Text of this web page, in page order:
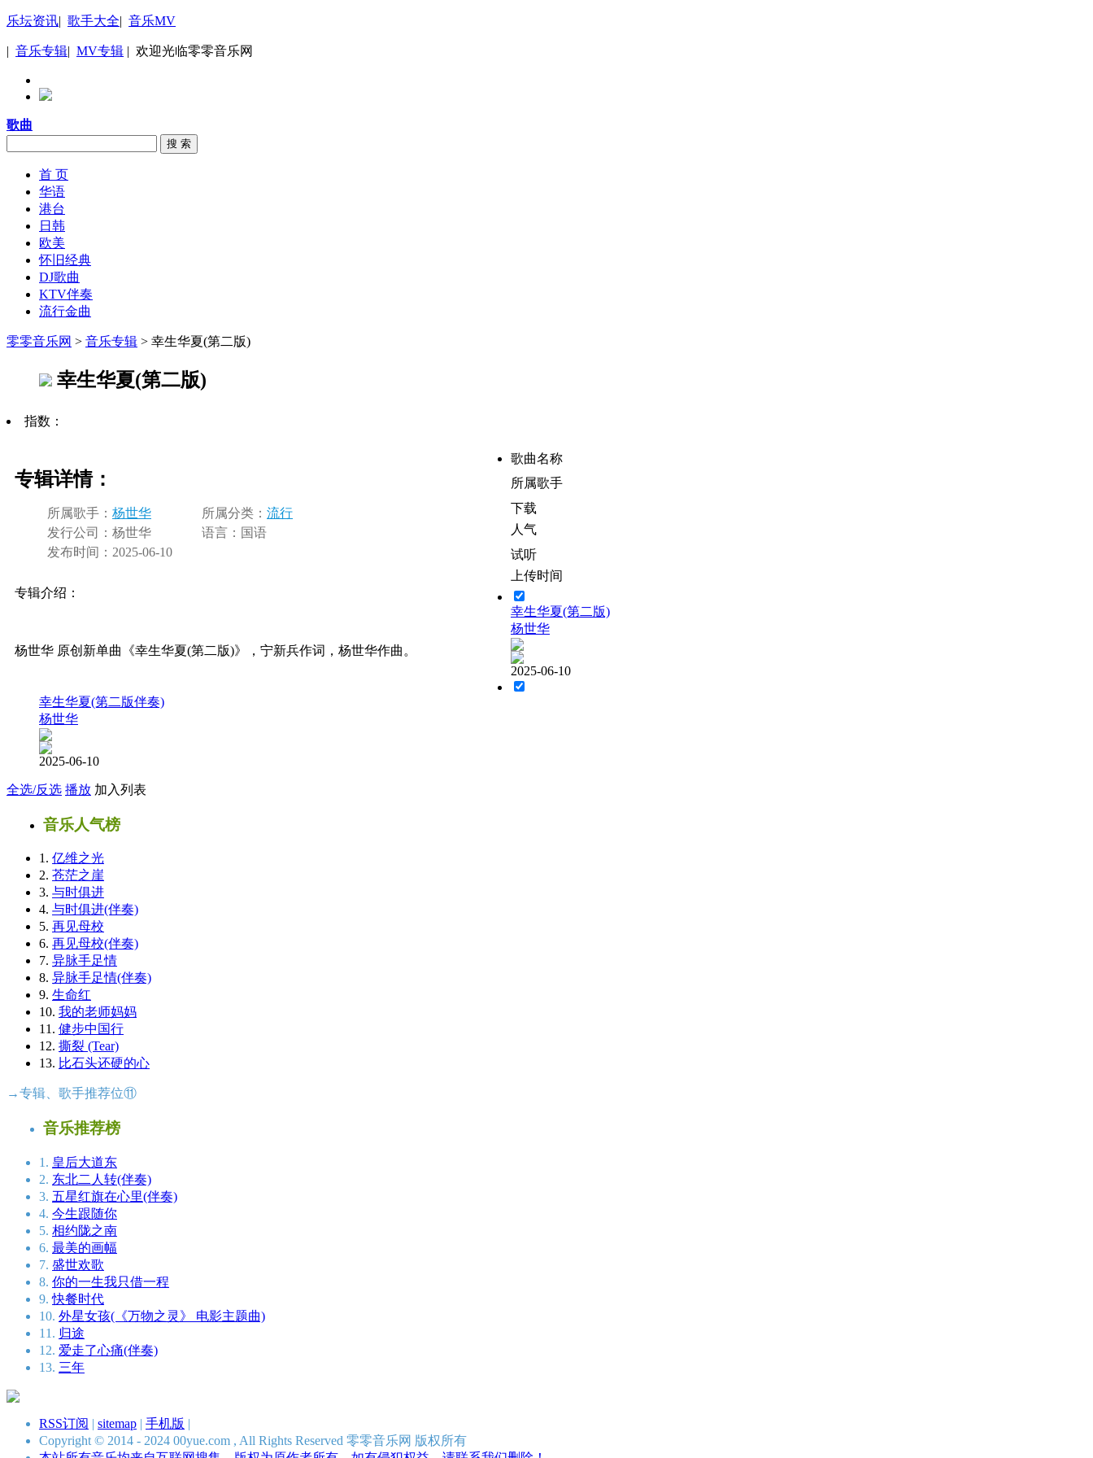
乐坛资讯| 歌手大全| 音乐MV
| 音乐专辑| MV专辑 | 欢迎光临零零音乐网
歌曲
搜 索
首 页
华语
港台
日韩
欧美
怀旧经典
DJ歌曲
KTV伴奏
流行金曲
零零音乐网 > 音乐专辑 > 幸生华夏(第二版)
幸生华夏(第二版)
指数：
专辑详情：
所属歌手： 杨世华 所属分类： 流行
发行公司： 杨世华 语言： 国语
发布时间： 2025-06-10
专辑介绍：
杨世华 原创新单曲《幸生华夏(第二版)》，宁新兵作词，杨世华作曲。
歌曲名称
所属歌手
下载
人气
试听
上传时间
幸生华夏(第二版)
杨世华
2025-06-10
幸生华夏(第二版伴奏)
杨世华
2025-06-10
全选/反选 播放 加入列表
音乐人气榜
1. 亿维之光
2. 苍茫之崖
3. 与时俱进
4. 与时俱进(伴奏)
5. 再见母校
6. 再见母校(伴奏)
7. 异脉手足情
8. 异脉手足情(伴奏)
9. 生命红
10. 我的老师妈妈
11. 健步中国行
12. 撕裂 (Tear)
13. 比石头还硬的心
→专辑、歌手推荐位⑪
音乐推荐榜
1. 皇后大道东
2. 东北二人转(伴奏)
3. 五星红旗在心里(伴奏)
4. 今生跟随你
5. 相约陇之南
6. 最美的画幅
7. 盛世欢歌
8. 你的一生我只借一程
9. 快餐时代
10. 外星女孩(《万物之灵》 电影主题曲)
11. 归途
12. 爱走了心痛(伴奏)
13. 三年
RSS订阅 | sitemap | 手机版 |
Copyright © 2014 - 2024 00yue.com , All Rights Reserved 零零音乐网 版权所有